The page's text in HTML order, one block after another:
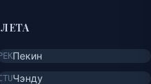
PEKПекин
Чэнду